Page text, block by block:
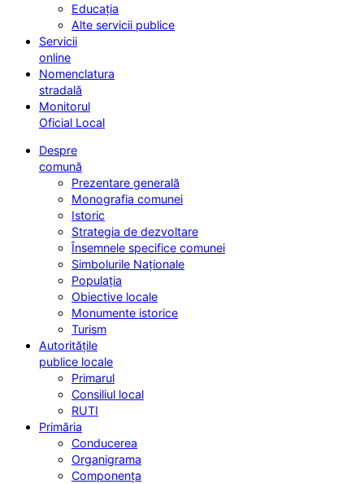
Educația
Alte servicii publice
Servicii
online
Nomenclatura
stradală
Monitorul
Oficial Local
Despre
comună
Prezentare generală
Monografia comunei
Istoric
Strategia de dezvoltare
Însemnele specifice comunei
Simbolurile Naționale
Populația
Obiective locale
Monumente istorice
Turism
Autoritățile
publice locale
Primarul
Consiliul local
RUTI
Primăria
Conducerea
Organigrama
Componența